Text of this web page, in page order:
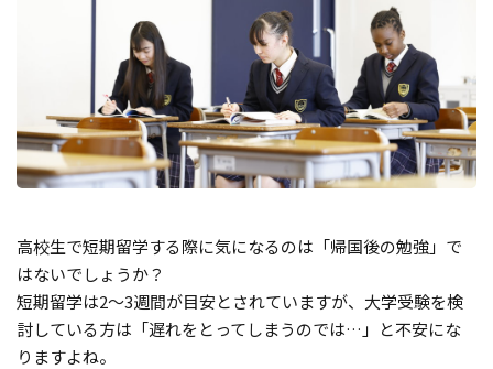
高校生で短期留学する際に気になるのは「帰国後の勉強」で
はないでしょうか？
短期留学は2～3週間が目安とされていますが、大学受験を検
討している方は「遅れをとってしまうのでは…」と不安にな
りますよね。